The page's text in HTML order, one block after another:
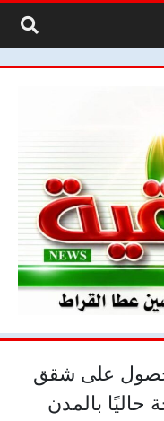
للحصول على شقق
بالمدن